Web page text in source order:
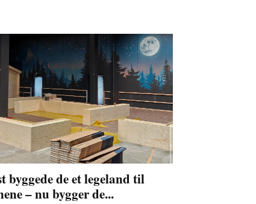
byggede de et legeland til
– nu bygger de...